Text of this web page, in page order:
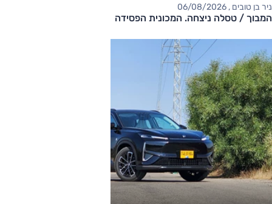
ניר בן טובים , 06/08/2026
המבוך / טסלה ניצחה. המכונית הפסידה